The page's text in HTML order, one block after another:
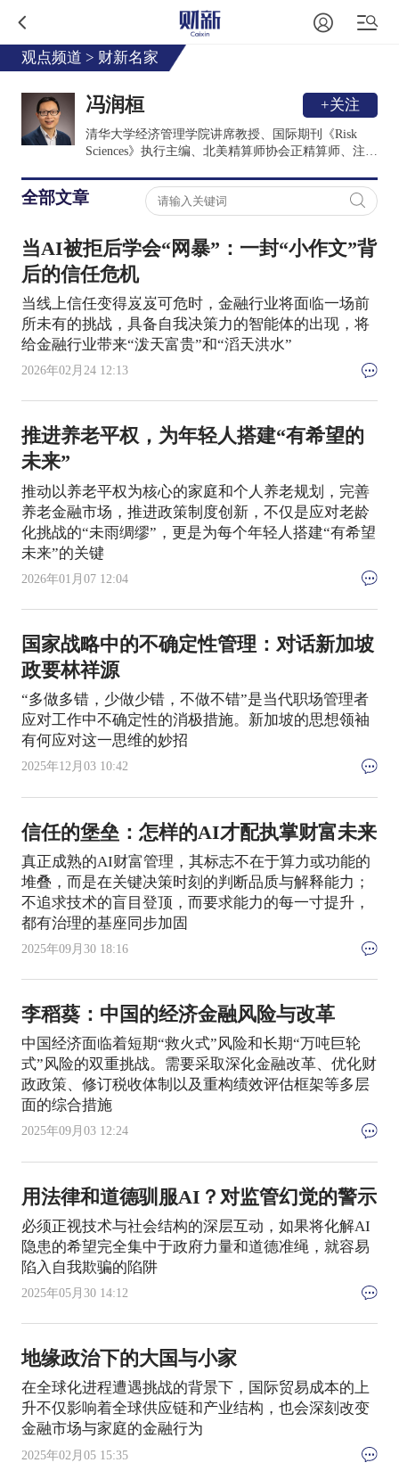
观点频道 > 财新名家
冯润桓 +关注
清华大学经济管理学院讲席教授、国际期刊《Risk
Sciences》执行主编、北美精算师协会正精算师、注册
大学厄巴纳香槟分校State Farm讲席教授、担任伊利诺
伊大学系统的创新合作研究院金融领域主管。主要研
究方向为风险治理、养老金融、保险与社会保障、金
融科技。
全部文章
当AI被拒后学会“网暴”：一封“小作文”背
后的信任危机
当线上信任变得岌岌可危时，金融行业将面临一场前
所未有的挑战，具备自我决策力的智能体的出现，将
给金融行业带来“泼天富贵”和“滔天洪水”
2026年02月24 12:13
推进养老平权，为年轻人搭建“有希望的
未来”
推动以养老平权为核心的家庭和个人养老规划，完善
养老金融市场，推进政策制度创新，不仅是应对老龄
化挑战的“未雨绸缪”，更是为每个年轻人搭建“有希望
未来”的关键
2026年01月07 12:04
国家战略中的不确定性管理：对话新加坡
政要林祥源
“多做多错，少做少错，不做不错”是当代职场管理者
应对工作中不确定性的消极措施。新加坡的思想领袖
有何应对这一思维的妙招
2025年12月03 10:42
信任的堡垒：怎样的AI才配执掌财富未来
真正成熟的AI财富管理，其标志不在于算力或功能的
堆叠，而是在关键决策时刻的判断品质与解释能力；
不追求技术的盲目登顶，而要求能力的每一寸提升，
都有治理的基座同步加固
2025年09月30 18:16
李稻葵：中国的经济金融风险与改革
中国经济面临着短期“救火式”风险和长期“万吨巨轮
式”风险的双重挑战。需要采取深化金融改革、优化财
政政策、修订税收体制以及重构绩效评估框架等多层
面的综合措施
2025年09月03 12:24
用法律和道德驯服AI？对监管幻觉的警示
必须正视技术与社会结构的深层互动，如果将化解AI
隐患的希望完全集中于政府力量和道德准绳，就容易
陷入自我欺骗的陷阱
2025年05月30 14:12
地缘政治下的大国与小家
在全球化进程遭遇挑战的背景下，国际贸易成本的上
升不仅影响着全球供应链和产业结构，也会深刻改变
金融市场与家庭的金融行为
2025年02月05 15:35